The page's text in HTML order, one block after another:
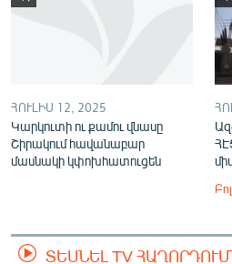
ՀՈՒԼԻՍ 12, 2025
Կարկուտի ու քամու վնասը
Շիրակում հավանաբար
մասնակի կփոխհատուցեն
ՏԵՍՆԵԼ TV